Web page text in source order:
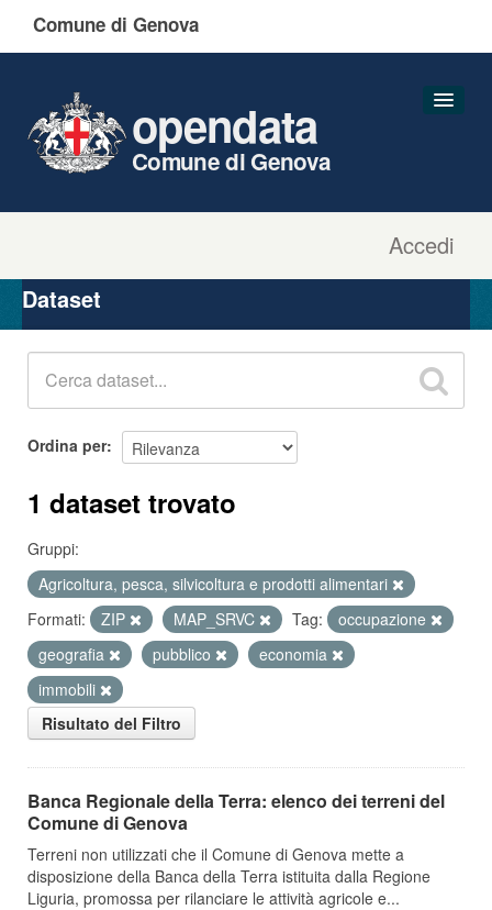
Comune di Genova
Accedi
opendata
Comune di Genova
Organizzazioni
Gruppi
Dataset
Ordina per
1 dataset trovato
Gruppi:
Agricoltura, pesca, silvicoltura e prodotti alimentari
Formati:
ZIP MAP_SRVC Tag:
occupazione
geografia
pubblico
economia
immobili
Risultato del Filtro
Banca Regionale della Terra: elenco dei terreni del
Comune di Genova
Terreni non utilizzati che il Comune di Genova mette a
disposizione della Banca della Terra istituita dalla Regione
Liguria, promossa per rilanciare le attività agricole e...